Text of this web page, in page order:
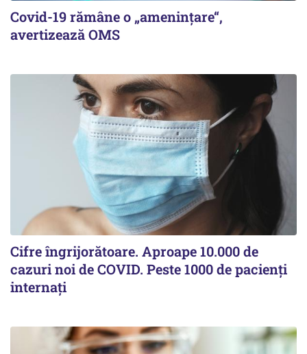
Covid-19 rămâne o „ameninţare“,
avertizează OMS
Cifre îngrijorătoare. Aproape 10.000 de
cazuri noi de COVID. Peste 1000 de pacienți
internați